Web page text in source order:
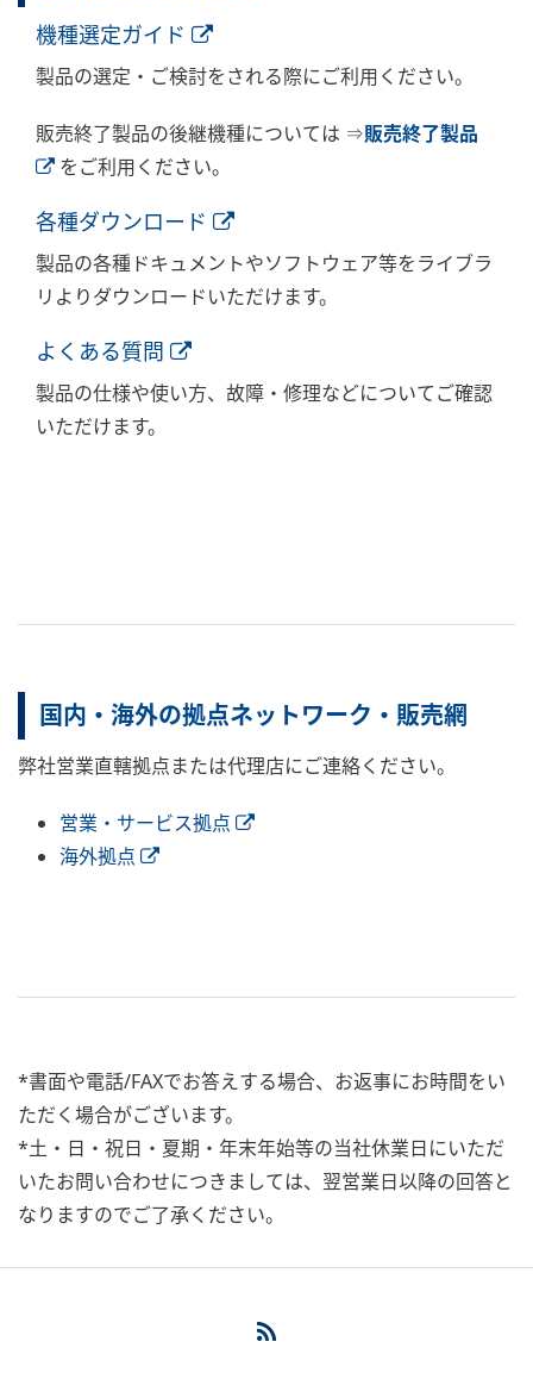
機種選定ガイド
製品の選定・ご検討をされる際にご利用ください。
販売終了製品の後継機種については ⇒販売終了製品
をご利用ください。
各種ダウンロード
製品の各種ドキュメントやソフトウェア等をライブラ
リよりダウンロードいただけます。
よくある質問
製品の仕様や使い方、故障・修理などについてご確認
いただけます。
国内・海外の拠点ネットワーク・販売網
弊社営業直轄拠点または代理店にご連絡ください。
営業・サービス拠点
海外拠点
*書面や電話/FAXでお答えする場合、お返事にお時間をい
ただく場合がございます。
*土・日・祝日・夏期・年末年始等の当社休業日にいただ
いたお問い合わせにつきましては、翌営業日以降の回答と
なりますのでご了承ください。